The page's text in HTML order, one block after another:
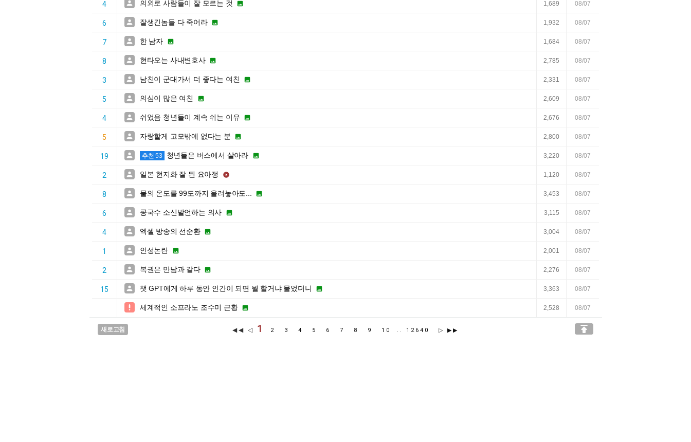
4  의외로 사람들이 잘 모르는 것  1,689 08/07
6  잘생긴놈들 다 죽어라  1,932 08/07
7  한 남자  1,684 08/07
8  현타오는 사내변호사  2,785 08/07
3  남친이 군대가서 더 좋다는 여친  2,331 08/07
5  의심이 많은 여친  2,609 08/07
4  쉬었음 청년들이 계속 쉬는 이유  2,676 08/07
5  자랑할게 고모밖에 없다는 분  2,800 08/07
19  추천 53 청년들은 버스에서 살아라  3,220 08/07
2  일본 현지화 잘 된 요아정  1,120 08/07
8  물의 온도를 99도까지 올려놓아도...  3,453 08/07
6  콩국수 소신발언하는 의사  3,115 08/07
4  엑셀 방송의 선순환  3,004 08/07
1  인성논란  2,001 08/07
2  복권은 만남과 같다  2,276 08/07
15  챗 GPT에게 하루 동안 인간이 되면 뭘 할거냐 물었더니  3,363 08/07
 세계적인 소프라노 조수미 근황  2,528 08/07
새로고침 ◀◀ ◁ 1 2 3 4 5 6 7 8 9 10 .. 12640 ▷ ▶▶ 